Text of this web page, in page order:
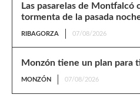
Las pasarelas de Montfalcó
tormenta de la pasada
RIBAGORZA 07/08/2026
Monzón tiene un plan para
MONZÓN 07/08/2026